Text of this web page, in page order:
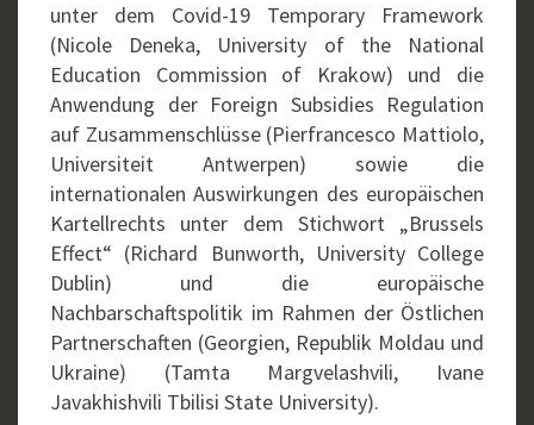
unter dem Covid-19 Temporary Framework
(Nicole Deneka, University of the National
Education Commission of Krakow) und die
Anwendung der Foreign Subsidies Regulation
auf Zusammenschlüsse (Pierfrancesco Mattiolo,
Universiteit Antwerpen) sowie die
internationalen Auswirkungen des europäischen
Kartellrechts unter dem Stichwort „Brussels
Effect“ (Richard Bunworth, University College
Dublin) und die europäische
Nachbarschaftspolitik im Rahmen der Östlichen
Partnerschaften (Georgien, Republik Moldau und
Ukraine) (Tamta Margvelashvili, Ivane
Javakhishvili Tbilisi State University).